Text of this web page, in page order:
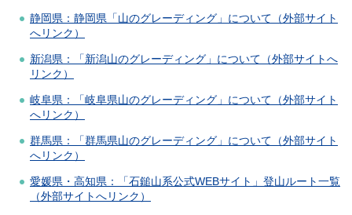
静岡県：静岡県「山のグレーディング」について（外部サイト
へリンク）
新潟県：「新潟山のグレーディング」について（外部サイトへ
リンク）
岐阜県：「岐阜県山のグレーディング」について（外部サイト
へリンク）
群馬県：「群馬県山のグレーディング」について（外部サイト
へリンク）
愛媛県・高知県：「石鎚山系公式WEBサイト」登山ルート一覧
（外部サイトへリンク）